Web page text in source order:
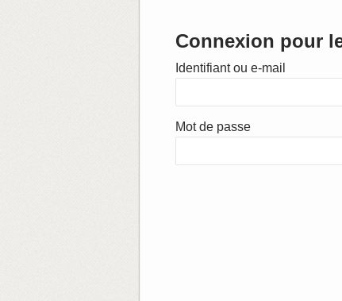
Connexion pour
Identifiant ou e-mail
Mot de passe